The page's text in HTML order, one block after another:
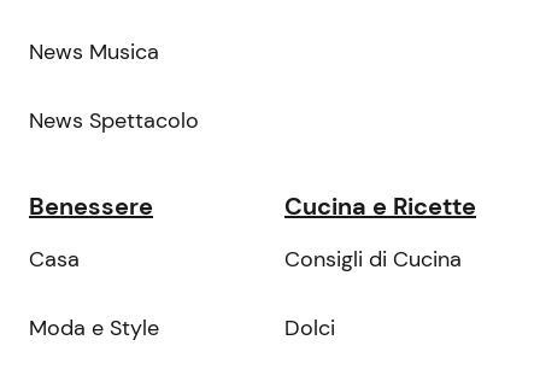
News Musica
News Spettacolo
Benessere
Casa
Moda e Style
Cucina e Ricette
Consigli di Cucina
Dolci